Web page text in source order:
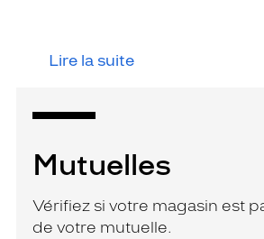
Lire la suite
Mutuelles
Vérifiez si votre magasin est
de votre mutuelle.